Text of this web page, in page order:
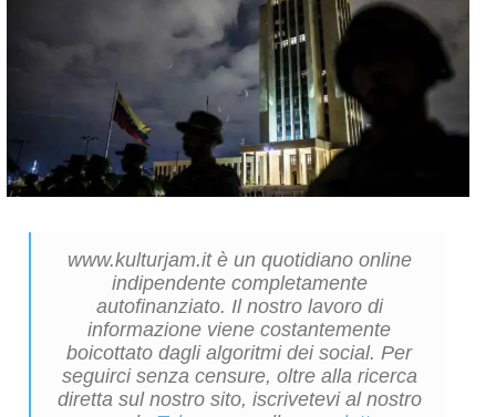
www.kulturjam.it è un quotidiano online
indipendente completamente
autofinanziato. Il nostro lavoro di
informazione viene costantemente
boicottato dagli algoritmi dei social. Per
seguirci senza censure, oltre alla ricerca
diretta sul nostro sito, iscrivetevi al nostro